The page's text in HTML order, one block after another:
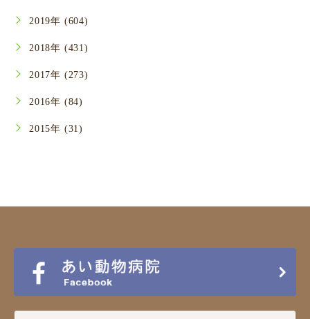
2019年 (604)
2018年 (431)
2017年 (273)
2016年 (84)
2015年 (31)